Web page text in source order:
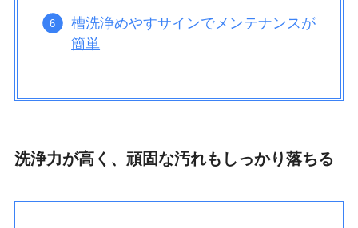
槽洗浄めやすサインでメンテナンスが
簡単
洗浄力が高く、頑固な汚れもしっかり落ちる